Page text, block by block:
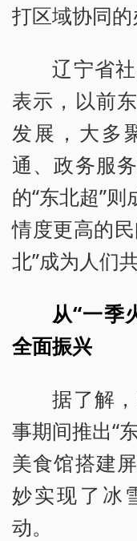
打区域协同的
辽宁省
表示，以前
发展，大多
通、政务服
的“东北超”
情度更高的
北”成为人们
从“一季
全面振兴
据了解
事期间推出“
美食馆搭建
妙实现了冰
动。